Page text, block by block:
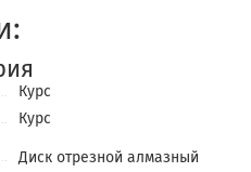
Курс
Курс
Диск отрезной алмазный